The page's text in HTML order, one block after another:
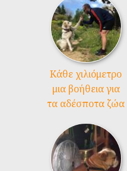
Kάθε χιλιόμετρο
μια βοήθεια για
τα αδέσποτα ζώα